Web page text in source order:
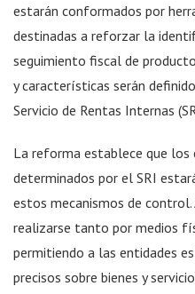
estarán conformados por
destinadas a reforzar la
seguimiento fiscal de
y características serán
Servicio de Rentas Internas
La reforma establece que los
determinados por el SRI
estos mecanismos de
realizarse tanto por medios
permitiendo a las entidades
precisos sobre bienes y